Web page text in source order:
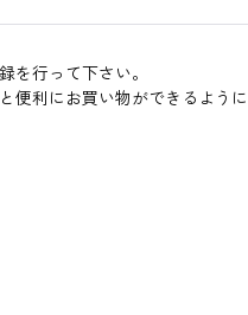
を行って下さい。
利にお買い物ができるように